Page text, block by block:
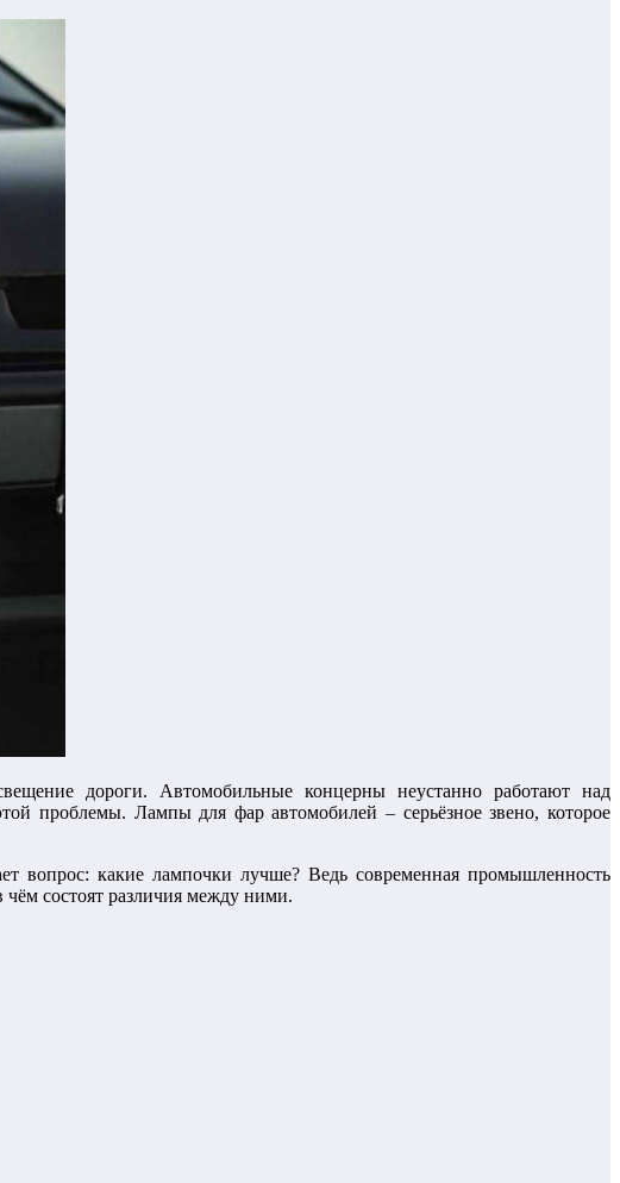
дороги. Автомобильные концерны неустанно работают над
проблемы. Лампы для фар автомобилей – серьёзное звено, которое
вопрос: какие лампочки лучше? Ведь современная промышленность
состоят различия между ними.